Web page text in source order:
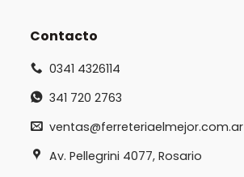
Contacto
0341 4326114
341 720 2763
ventas@ferreteriaelmejor.com.ar
Av. Pellegrini 4077, Rosario